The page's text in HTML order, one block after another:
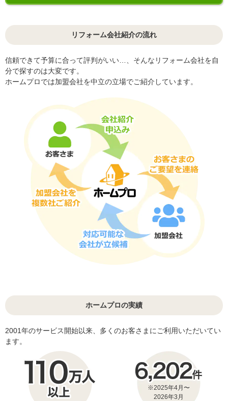
リフォーム会社紹介の流れ
信頼できて予算に合って評判がいい…、そんなリフォーム会社を自
分で探すのは大変です。
ホームプロでは加盟会社を中立の立場でご紹介しています。
ホームプロの実績
2001年のサービス開始以来、多くのお客さまにご利用いただいてい
ます。
※2025年4月〜
2026年3月